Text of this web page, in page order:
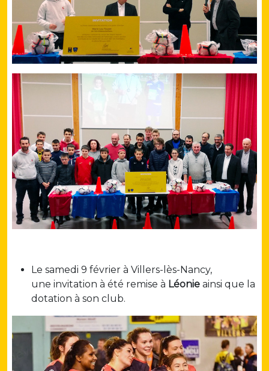
Le samedi 9 février à Villers-lès-Nancy,
une invitation à été remise à Léonie ainsi que la
dotation à son club.